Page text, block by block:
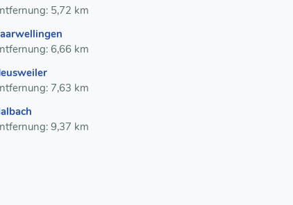
5,72 km
6,66 km
7,63 km
9,37 km